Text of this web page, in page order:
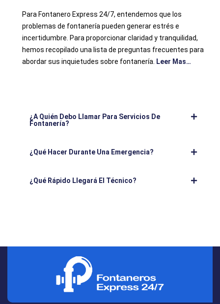
Para Fontanero Express 24/7, entendemos que los
problemas de fontanería pueden generar estrés e
incertidumbre. Para proporcionar claridad y tranquilidad,
hemos recopilado una lista de preguntas frecuentes para
abordar sus inquietudes sobre fontanería. Leer Mas…
¿A Quién Debo Llamar Para Servicios De
Fontanería?
¿Qué Hacer Durante Una Emergencia?
¿Qué Rápido Llegará El Técnico?